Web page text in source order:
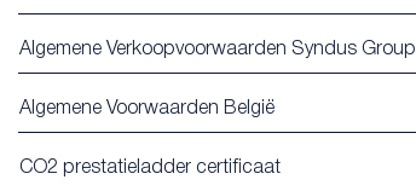
Algemene Verkoopvoorwaarden Syndus Group
Algemene Voorwaarden België
CO2 prestatieladder certificaat